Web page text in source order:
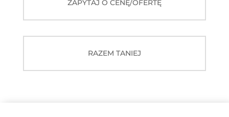
ZAPYTAJ O CENĘ/OFERTĘ
RAZEM TANIEJ